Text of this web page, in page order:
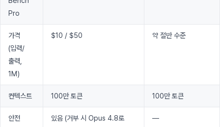
Pro
가격
(입력/
출력,
1M)
$10 / $50 약 절반 수준
컨텍스트 100만 토큰 100만 토큰
안전
있음 (거부 시 Opus 4.8로
—